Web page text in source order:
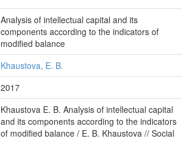
Analysis of intellectual capital and its
components according to the indicators of
modified balance
Khaustova, E. B.
2017
Khaustova E. B. Analysis of intellectual capital
and its components according to the indicators
of modified balance / E. B. Khaustova // Social